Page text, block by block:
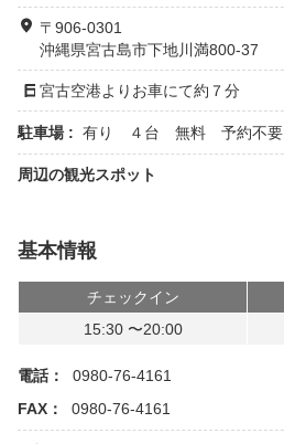
〒906-0301
沖縄県宮古島市下地川満800-37
宮古空港よりお車にて約７分
駐車場 : 有り ４台 無料 予約不要
周辺の観光スポット
基本情報
チェックイン
15:30 〜20:00
電話：
0980-76-4161
FAX：
0980-76-4161